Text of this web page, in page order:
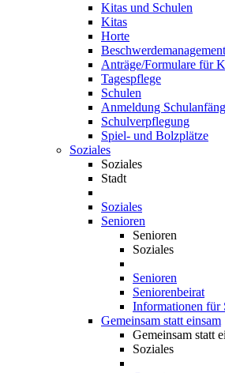
Kitas und Schulen
Kitas
Horte
Anträge/Formulare für
Tagespflege
Schulen
Anmeldung
Schulverpflegung
Spiel- und Bolzplätze
Soziales
Soziales
Stadt
Soziales
Senioren
Senioren
Soziales
Senioren
Seniorenbeirat
Informationen für
Gemeinsam statt einsam
Gemeinsam statt
Soziales